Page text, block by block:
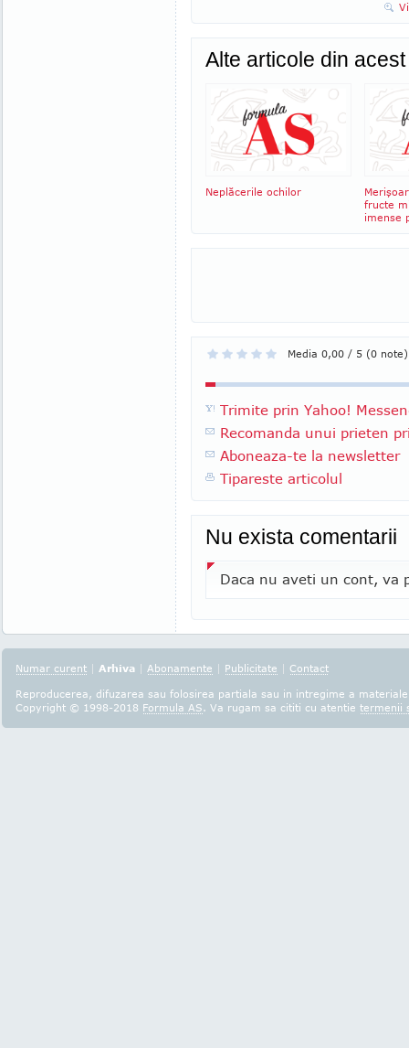
Alte articole din
Neplăcerile ochilor
fructe
imense
Media 0,00 / 5 (0 note)
Trimite prin Yahoo!
Recomanda unui prieten
Aboneaza-te la newsletter
Tipareste articolul
Nu exista comentarii
Daca nu aveti un cont, va
Numar curent | Arhiva | Abonamente | Publicitate | Contact
Reproducerea, difuzarea sau folosirea partiala sau in intregime a
Copyright © 1998-2018 Formula AS. Va rugam sa cititi cu atentie termenii